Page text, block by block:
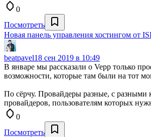
0
Посмотреть
Новая панель управления хостингом от
beatpavel18 сен 2019 в 10:49
В январе мы рассказали о Vepp только
возможности, которые там были на тот
По сёрчу. Провайдеры разные, с разными
провайдеров, пользователям которых
0
Посмотреть